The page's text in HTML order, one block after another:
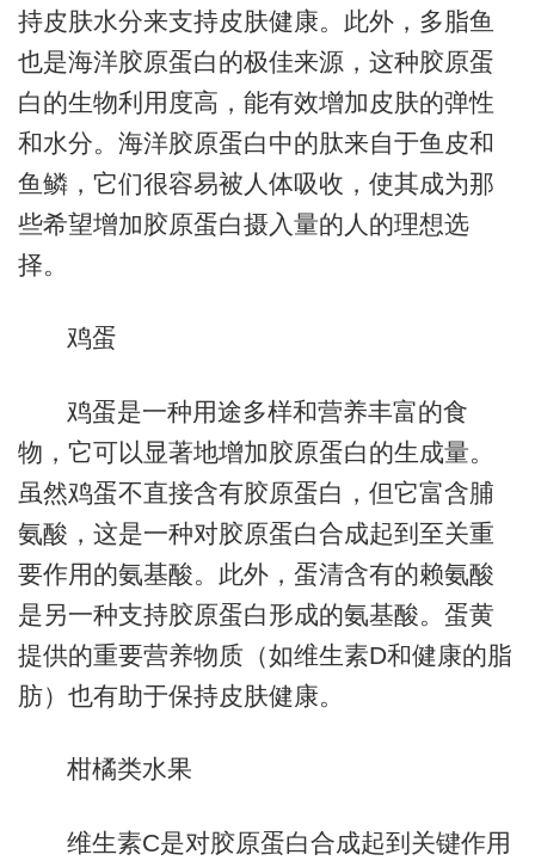
持皮肤水分来支持皮肤健康。此外，多脂鱼
也是海洋胶原蛋白的极佳来源，这种胶原蛋
白的生物利用度高，能有效增加皮肤的弹性
和水分。海洋胶原蛋白中的肽来自于鱼皮和
鱼鳞，它们很容易被人体吸收，使其成为那
些希望增加胶原蛋白摄入量的人的理想选
择。
鸡蛋
鸡蛋是一种用途多样和营养丰富的食
物，它可以显著地增加胶原蛋白的生成量。
虽然鸡蛋不直接含有胶原蛋白，但它富含脯
氨酸，这是一种对胶原蛋白合成起到至关重
要作用的氨基酸。此外，蛋清含有的赖氨酸
是另一种支持胶原蛋白形成的氨基酸。蛋黄
提供的重要营养物质（如维生素D和健康的脂
肪）也有助于保持皮肤健康。
柑橘类水果
维生素C是对胶原蛋白合成起到关键作用